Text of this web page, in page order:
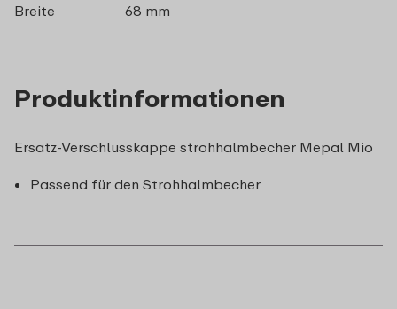
Produktinformationen
Ersatz-Verschlusskappe strohhalmbecher Mepal Mio
Passend für den Strohhalmbecher
Breite
68 mm